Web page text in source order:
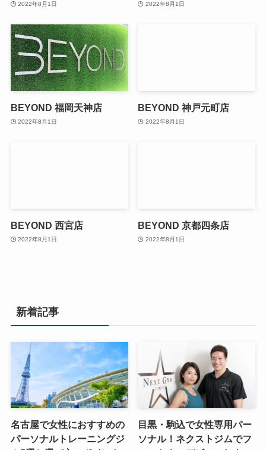
2022年8月1日 2022年8月1日
BEYOND 福岡天神店
2022年8月1日
BEYOND 神戸元町店
2022年8月1日
BEYOND 西宮店
2022年8月1日
BEYOND 京都四条店
2022年8月1日
新着記事
名古屋で女性におすすめの
パーソナルトレーニングジ
目黒・駒込で女性専用パー
ソナル！ネクストジムでフ